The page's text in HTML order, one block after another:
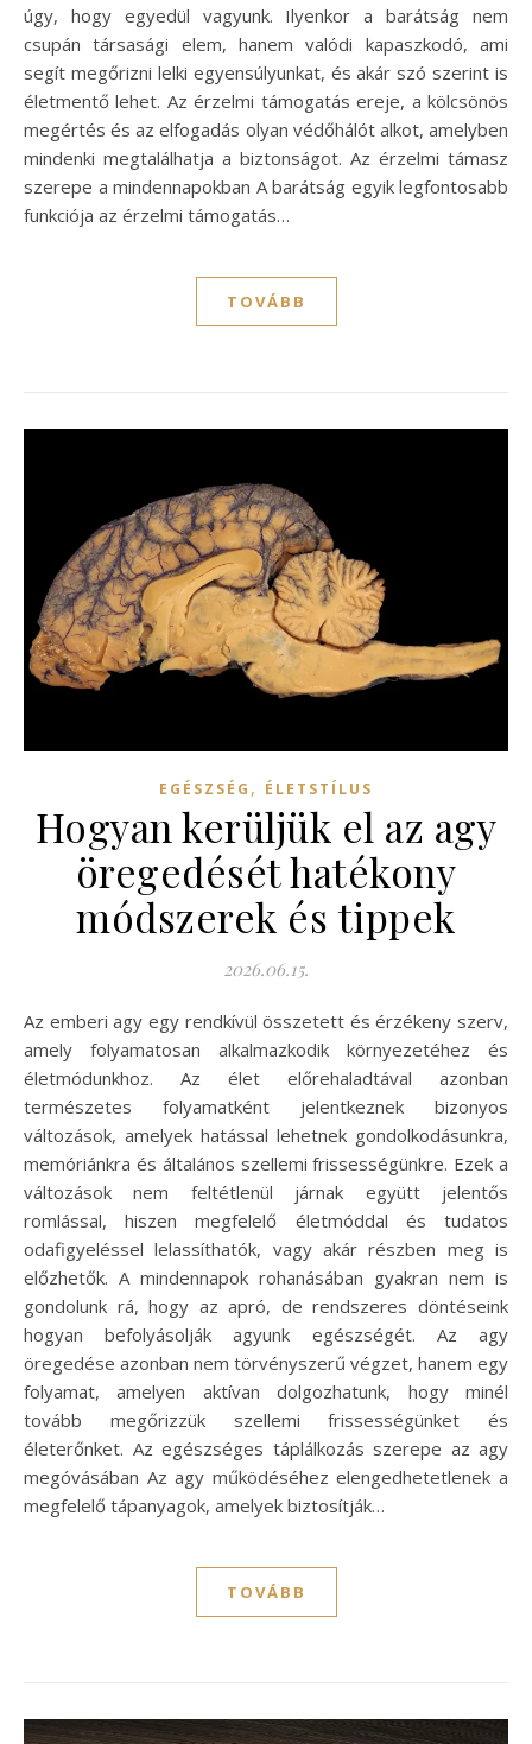
úgy, hogy egyedül vagyunk. Ilyenkor a barátság nem
csupán társasági elem, hanem valódi kapaszkodó, ami
segít megőrizni lelki egyensúlyunkat, és akár szó szerint is
életmentő lehet. Az érzelmi támogatás ereje, a kölcsönös
megértés és az elfogadás olyan védőhálót alkot, amelyben
mindenki megtalálhatja a biztonságot. Az érzelmi támasz
szerepe a mindennapokban A barátság egyik legfontosabb
funkciója az érzelmi támogatás…
TOVÁBB
EGÉSZSÉG , ÉLETSTÍLUS
Hogyan kerüljük el az agy
öregedését hatékony
módszerek és tippek
2026.06.15.
Az emberi agy egy rendkívül összetett és érzékeny szerv,
amely folyamatosan alkalmazkodik környezetéhez és
életmódunkhoz. Az élet előrehaladtával azonban
természetes folyamatként jelentkeznek bizonyos
változások, amelyek hatással lehetnek gondolkodásunkra,
memóriánkra és általános szellemi frissességünkre. Ezek a
változások nem feltétlenül járnak együtt jelentős
romlással, hiszen megfelelő életmóddal és tudatos
odafigyeléssel lelassíthatók, vagy akár részben meg is
előzhetők. A mindennapok rohanásában gyakran nem is
gondolunk rá, hogy az apró, de rendszeres döntéseink
hogyan befolyásolják agyunk egészségét. Az agy
öregedése azonban nem törvényszerű végzet, hanem egy
folyamat, amelyen aktívan dolgozhatunk, hogy minél
tovább megőrizzük szellemi frissességünket és
életerőnket. Az egészséges táplálkozás szerepe az agy
megóvásában Az agy működéséhez elengedhetetlenek a
megfelelő tápanyagok, amelyek biztosítják…
TOVÁBB